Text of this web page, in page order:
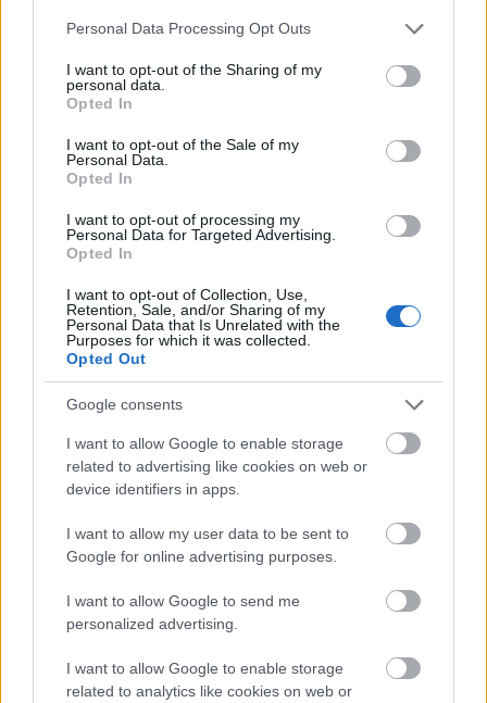
Please note that this website/app uses one or more Google
not limited to your visit or usage behaviour. You may click to
grant or deny consent to Google and its third-party tags to
use your data for below specified purposes in below Google
consent section.
Personal Data Processing Opt Outs
I want to opt-out of the Sharing of my
personal data.
Opted In
I want to opt-out of the Sale of my
Personal Data.
Opted In
I want to opt-out of processing my
Personal Data for Targeted Advertising.
Opted In
I want to opt-out of Collection, Use,
Retention, Sale, and/or Sharing of my
Personal Data that Is Unrelated with the
Purposes for which it was collected.
Opted Out
Google consents
I want to allow Google to enable storage
related to advertising like cookies on web or
device identifiers in apps.
I want to allow my user data to be sent to
Google for online advertising purposes.
I want to allow Google to send me
personalized advertising.
I want to allow Google to enable storage
related to analytics like cookies on web or
A sajtószabadság Hegyeshalmon innen és túl
Publikus Team • 2023. július 26.
A stuttgarti cégcsoportunk négy üzleti területen
végzi tevékenységét, ezek a mobilitási megoldások,
az ipari technika, a fogyasztási cikkek, valamint az
energia- és épülettechnika. A csoport nyolc önálló
vállalattal van jelen a magyar piacon magas
technológia szintű termékeivel vagy akár egy…
10 tipp autóvásárláshoz
Adásvételi kisokos
Publikus Team• 2023. július 17.